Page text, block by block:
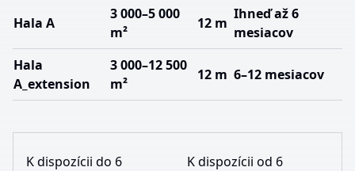
Hala A
3 000–5 000
m²
12 m
Ihneď až 6
mesiacov
Hala
A_extension
3 000–12 500
m²
12 m 6–12 mesiacov
K dispozícii do 6
K dispozícii od 6